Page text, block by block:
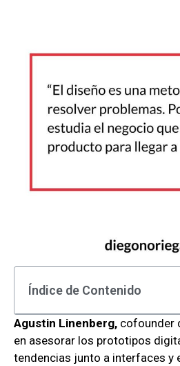
Índice de Contenido
Agustin Linenberg, cofounder
en asesorar los prototipos
tendencias junto a interfaces y